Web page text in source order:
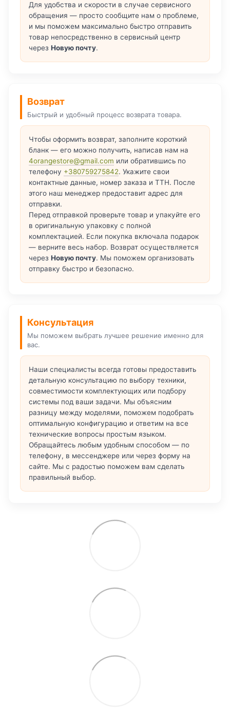
Для удобства и скорости в случае сервисного
обращения — просто сообщите нам о проблеме,
и мы поможем максимально быстро отправить
товар непосредственно в сервисный центр
через Новую почту.
Возврат
Быстрый и удобный процесс возврата товара.
Чтобы оформить возврат, заполните короткий
бланк — его можно получить, написав нам на
4orangestore@gmail.com или обратившись по
телефону +380759275842. Укажите свои
контактные данные, номер заказа и ТТН. После
этого наш менеджер предоставит адрес для
отправки.
Перед отправкой проверьте товар и упакуйте его
в оригинальную упаковку с полной
комплектацией. Если покупка включала подарок
— верните весь набор. Возврат осуществляется
через Новую почту. Мы поможем организовать
отправку быстро и безопасно.
Консультация
Мы поможем выбрать лучшее решение именно для
вас.
Наши специалисты всегда готовы предоставить
детальную консультацию по выбору техники,
совместимости комплектующих или подбору
системы под ваши задачи. Мы объясним
разницу между моделями, поможем подобрать
оптимальную конфигурацию и ответим на все
технические вопросы простым языком.
Обращайтесь любым удобным способом — по
телефону, в мессенджере или через форму на
сайте. Мы с радостью поможем вам сделать
правильный выбор.